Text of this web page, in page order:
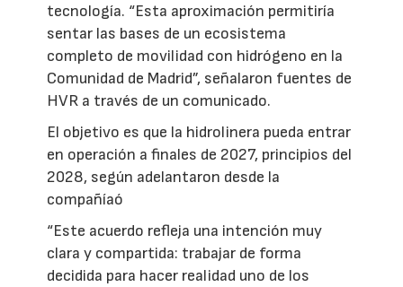
tecnología. “Esta aproximación permitiría
sentar las bases de un ecosistema
completo de movilidad con hidrógeno en la
Comunidad de Madrid”, señalaron fuentes de
HVR a través de un comunicado.
El objetivo es que la hidrolinera pueda entrar
en operación a finales de 2027, principios del
2028, según adelantaron desde la
compañíaó
“Este acuerdo refleja una intención muy
clara y compartida: trabajar de forma
decidida para hacer realidad uno de los